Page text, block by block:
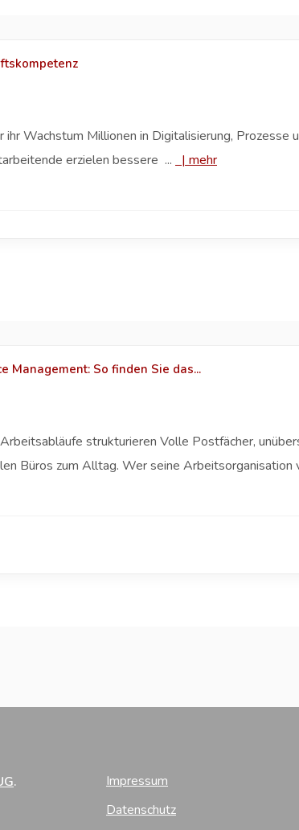
Wachstum Millionen in Digitalisierung,
erzielen bessere ... |mehr
Management: So finden Sie das...
strukturieren Volle Postfächer,
Büros zum Alltag. Wer seine Arbeitsorganisation
.
Impressum
Datenschutz